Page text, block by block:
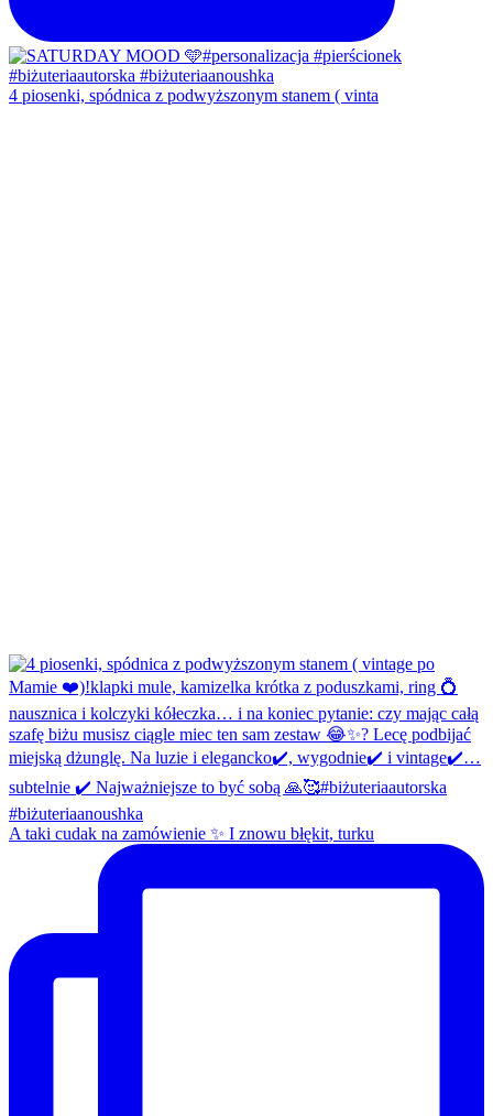
4 piosenki, spódnica z podwyższonym stanem ( vinta
A taki cudak na zamówienie ✨ I znowu błękit, turku